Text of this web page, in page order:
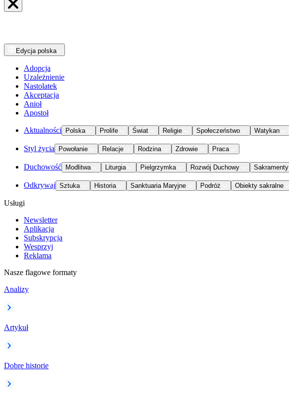
Edycja polska
Adopcja
Uzależnienie
Nastolatek
Akceptacja
Anioł
Apostoł
Aktualności Polska Prolife Świat Religie Społeczeństwo Watykan
Styl życia Powołanie Relacje Rodzina Zdrowie Praca
Duchowość Modlitwa Liturgia Pielgrzymka Rozwój Duchowy Sakramenty
Odkrywaj Sztuka Historia Sanktuaria Maryjne Podróż Obiekty sakralne
Usługi
Newsletter
Aplikacja
Subskrypcja
Wesprzyj
Reklama
Nasze flagowe formaty
Analizy
Artykuł
Dobre historie